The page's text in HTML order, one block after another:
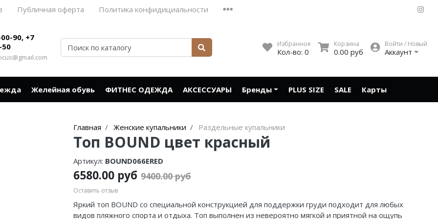
Публичная оферта Политика конфидициальности
90, +7
50
Избранное
Кол-во: 0
Корзина
0.00 руб
Войти / Новый
Аккаунт
Желейная обувь ФИТНЕС ОДЕЖДА АКСЕССУАРЫ Бренды PLUS SIZE SALE Карты
Главная Женские купальники Раздельные купальники
Топ BOUND цвет красный
Артикул: BOUND066ERED
6580.00 руб 9400.00 руб
Оставить отзыв
Яркий топ BOUND со специальной конструкцией для поддержки груди подходит для любых
видов пляжного спорта и отдыха. Топ выполнен из невероятно мягкой и приятной на ощупь